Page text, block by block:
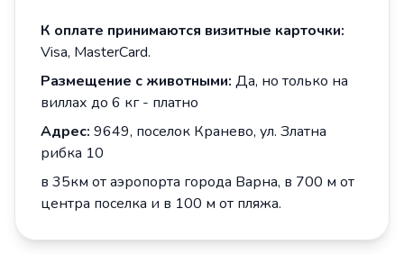
К оплате принимаются визитные карточки:
Visa, MasterCard.
Размещение с животными: Да, но только на
виллах до 6 кг - платно
Адрес: 9649, поселок Кранево, ул. Златна
рибка 10
в 35км от аэропорта города Варна, в 700 м от
центра поселка и в 100 м от пляжа.